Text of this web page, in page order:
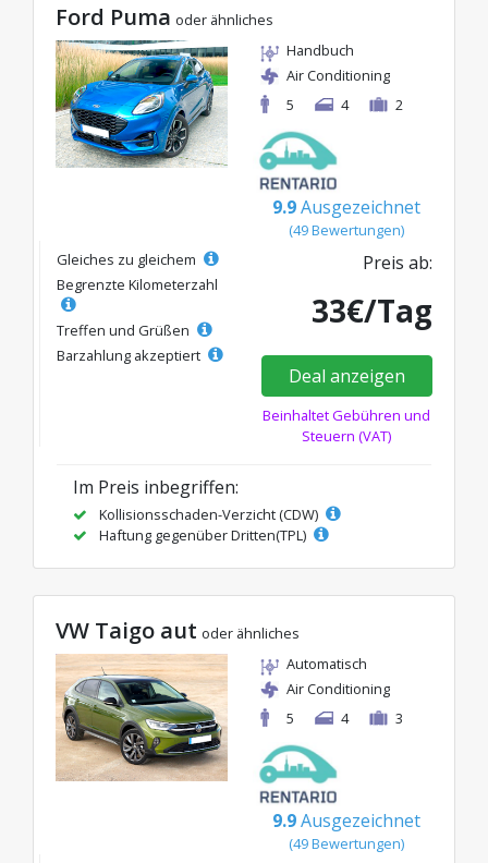
Ford Puma oder ähnliches
Handbuch
Air Conditioning
5
4 2
9.9Ausgezeichnet
(49 Bewertungen)
Gleiches zu gleichem
Begrenzte Kilometerzahl
Treffen und Grüßen
Barzahlung akzeptiert
Preis ab:
33€/Tag
Deal anzeigen
Beinhaltet Gebühren und
Steuern (VAT)
Im Preis inbegriffen:
Kollisionsschaden-Verzicht (CDW)
Haftung gegenüber Dritten(TPL)
VW Taigo aut oder ähnliches
Automatisch
Air Conditioning
5
4 3
9.9Ausgezeichnet
(49 Bewertungen)